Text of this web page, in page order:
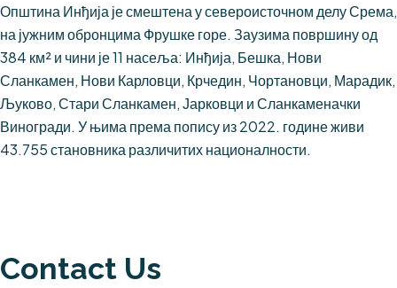
Општина Инђија је смештена у североисточном делу Срема,
на јужним обронцима Фрушке горе. Заузима површину од
384 км² и чини је 11 насеља: Инђија, Бешка, Нови
Сланкамен, Нови Карловци, Крчедин, Чортановци, Марадик,
Љуково, Стари Сланкамен, Јарковци и Сланкаменачки
Виногради. У њима према попису из 2022. године живи
43.755 становника различитих националности.
Contact Us